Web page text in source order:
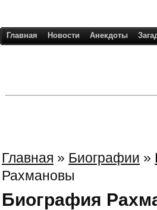
Главная Новости Анекдоты
Главная » Биографии »
Рахмановы
Биография